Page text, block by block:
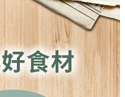
食材